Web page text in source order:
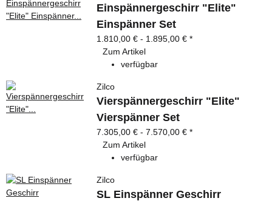
Einspännergeschirr "Elite"
Einspänner Set
1.810,00 € - 1.895,00 €*
Zum Artikel
verfügbar
Zilco
Vierspännergeschirr "Elite"
Vierspänner Set
7.305,00 € -7.570,00 €*
Zum Artikel
verfügbar
Zilco
SL Einspänner Geschirr